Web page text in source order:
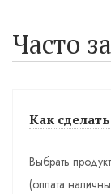
Часто
Как сделать
Выбрать
(оплата